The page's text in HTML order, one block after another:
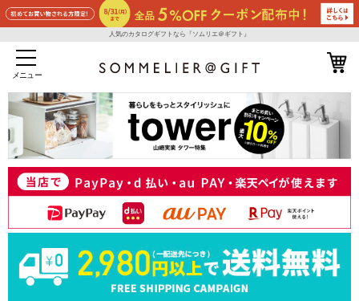
人気のカタログギフトなら『ソムリエ＠ギフト』
メニュー